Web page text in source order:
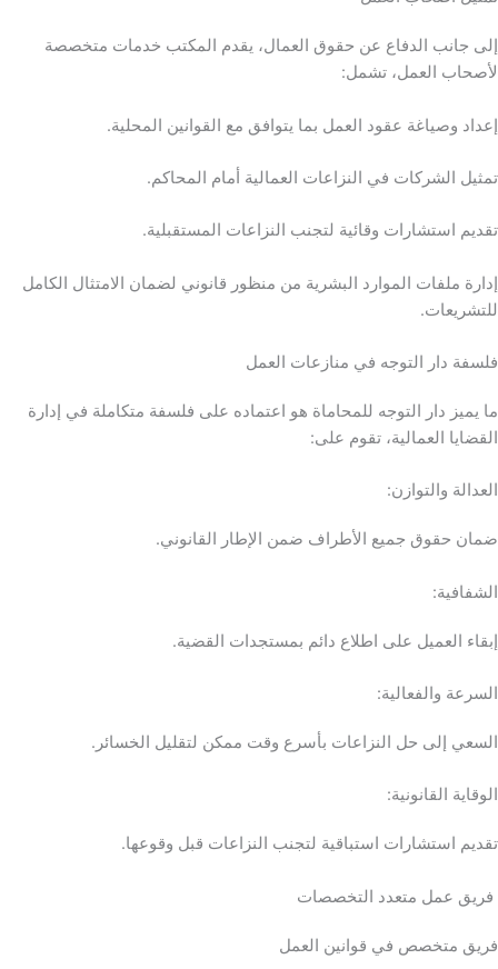
إلى جانب الدفاع عن حقوق العمال، يقدم المكتب خدمات متخصصة
لأصحاب العمل، تشمل:
إعداد وصياغة عقود العمل بما يتوافق مع القوانين المحلية.
تمثيل الشركات في النزاعات العمالية أمام المحاكم.
تقديم استشارات وقائية لتجنب النزاعات المستقبلية.
إدارة ملفات الموارد البشرية من منظور قانوني لضمان الامتثال الكامل
للتشريعات.
فلسفة دار التوجه في منازعات العمل
ما يميز دار التوجه للمحاماة هو اعتماده على فلسفة متكاملة في إدارة
القضايا العمالية، تقوم على:
العدالة والتوازن:
ضمان حقوق جميع الأطراف ضمن الإطار القانوني.
الشفافية:
إبقاء العميل على اطلاع دائم بمستجدات القضية.
السرعة والفعالية:
السعي إلى حل النزاعات بأسرع وقت ممكن لتقليل الخسائر.
الوقاية القانونية:
تقديم استشارات استباقية لتجنب النزاعات قبل وقوعها.
فريق عمل متعدد التخصصات
فريق متخصص في قوانين العمل